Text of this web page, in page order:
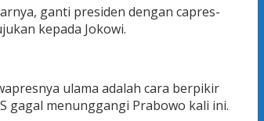
ganti presiden dengan capres-
kepada Jokowi.
ulama adalah cara berpikir
gagal menunggangi Prabowo kali ini.